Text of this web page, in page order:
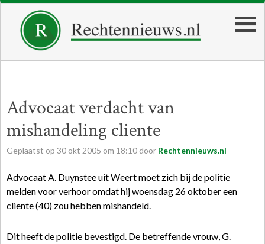
Advocaat verdacht van
mishandeling cliente
Geplaatst op 30 okt 2005 om 18:10 door Rechtennieuws.nl
Advocaat A. Duynstee uit Weert moet zich bij de politie
melden voor verhoor omdat hij woensdag 26 oktober een
cliente (40) zou hebben mishandeld.
Dit heeft de politie bevestigd. De betreffende vrouw, G.